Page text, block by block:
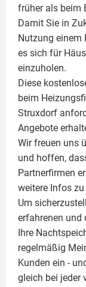
früher als beim
Damit Sie in
Nutzung einem
es sich für
einzuholen.
Diese
beim
Struxdorf
Angebote
Wir freuen uns
und hoffen,
Partnerfirmen
weitere Infos zu
Um
erfahrenen und
Ihre
regelmäßig
Kunden ein -
gleich bei jeder